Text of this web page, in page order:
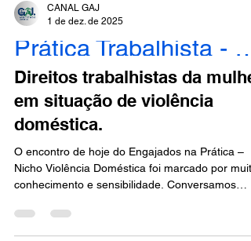
CANAL GAJ
1 de dez. de 2025
Prática Trabalhista - Engajados
Direitos trabalhistas da
em situação de violência
doméstica.
O encontro de hoje do Engajados na Prática –
Nicho Violência Doméstica foi marcado por muito
conhecimento e sensibilidade. Conversamos
contemporânea: Direitos trabalhistas da mulher
em situação de violência doméstica. Com a